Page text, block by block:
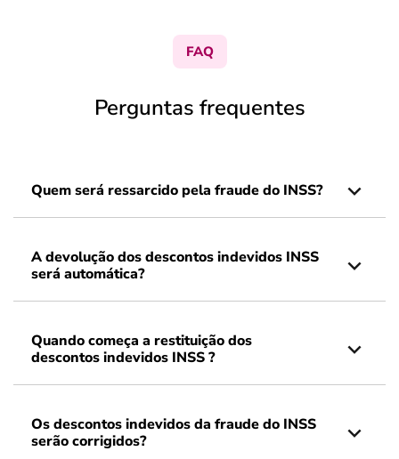
FAQ
Perguntas frequentes
Quem será ressarcido pela fraude do INSS?
A devolução dos descontos indevidos INSS
será automática?
Quando começa a restituição dos
descontos indevidos INSS ?
Os descontos indevidos da fraude do INSS
serão corrigidos?